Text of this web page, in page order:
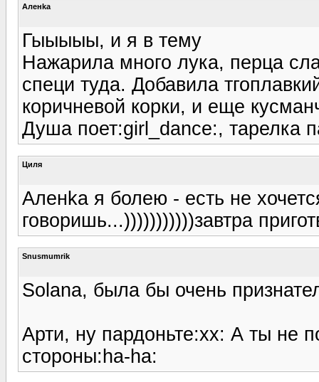
Аленka
Гыыыыы, и я в тему
Нажарила много лука, перца
специ туда. Добавила
коричневой корки, и еще
Душа поет:girl_dance:, тарелка
Циля
Аленka я болею - есть не
говоришь...)))))))))))завтра
Snusmumrik
Solana, была бы очень
Арти, ну пардоньте:xx: А ты не
стороны:ha-ha: